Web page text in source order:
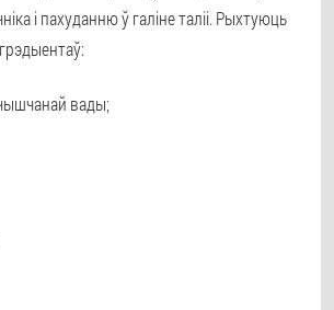
і пахуданню ў галіне таліі. Рыхтуюць
вады;